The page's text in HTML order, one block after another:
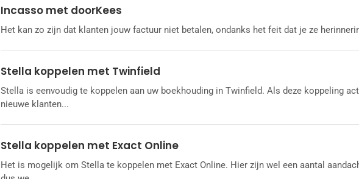
Incasso met doorKees
Het kan zo zijn dat klanten jouw factuur niet betalen, ondanks het feit dat je ze
Stella koppelen met Twinfield
Stella is eenvoudig te koppelen aan uw boekhouding in Twinfield. Als deze koppeling
nieuwe klanten...
Stella koppelen met Exact Online
Het is mogelijk om Stella te koppelen met Exact Online. Hier zijn wel een aantal